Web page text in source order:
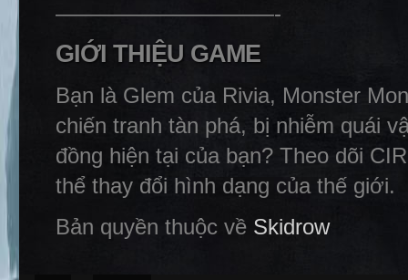
——————————-
GIỚI THIỆU GAME
Bạn là Glem của Rivia, Monster
chiến tranh tàn phá, bị nhiễm quái
đồng hiện tại của bạn? Theo dõi
thể thay đổi hình dạng của thế giới.
Bản quyền thuộc về Skidrow